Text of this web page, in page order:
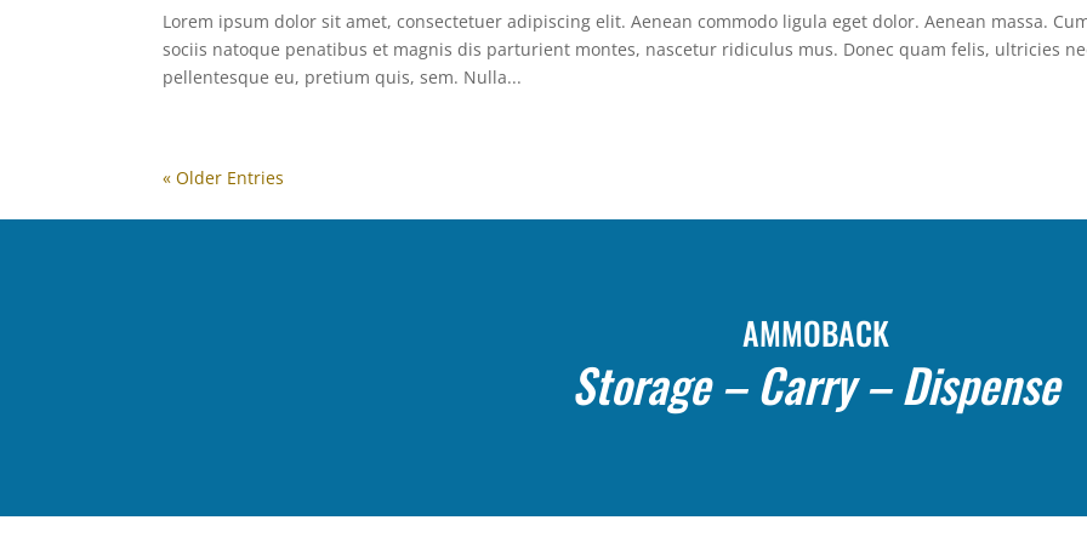
Lorem ipsum dolor sit amet, consectetuer adipiscing elit. Aenean commodo ligula eget dolor. Aenean massa.
sociis natoque penatibus et magnis dis parturient montes, nascetur ridiculus mus. Donec quam felis, ultricies
pellentesque eu, pretium quis, sem. Nulla...
« Older Entries
AMMOBACK
Storage – Carry – Dispense